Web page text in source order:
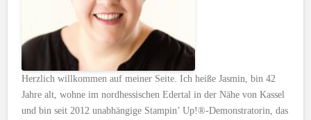
Herzlich willkommen auf meiner Seite. Ich heiße Jasmin, bin 42
Jahre alt, wohne im nordhessischen Edertal in der Nähe von Kassel
und bin seit 2012 unabhängige Stampin’ Up!®-Demonstratorin, das